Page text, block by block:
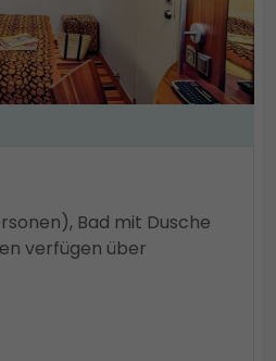
Bad mit Dusche
verfügen über